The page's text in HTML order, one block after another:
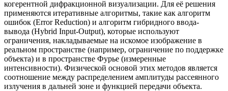
когерентной дифракционной визуализации. Для её решения
применяются итеративные алгоритмы, такие как алгоритм
ошибок (Error Reduction) и алгоритм гибридного ввода-
вывода (Hybrid Input-Output), которые используют
ограничения, накладываемые на искомое изображение в
реальном пространстве (например, ограничение по поддержке
объекта) и в пространстве Фурье (измеренные
интенсивности). Физической основой этих методов является
соотношение между распределением амплитуды рассеянного
излучения в дальней зоне и функцией передачи объекта.